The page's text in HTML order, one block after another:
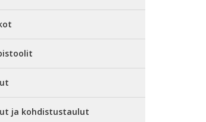
ja kohdistustaulut